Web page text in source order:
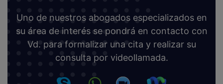
Uno de nuestros abogados especializados en
su área de interés se pondrá en contacto con
Vd. para formalizar una cita y realizar su
consulta por videollamada.